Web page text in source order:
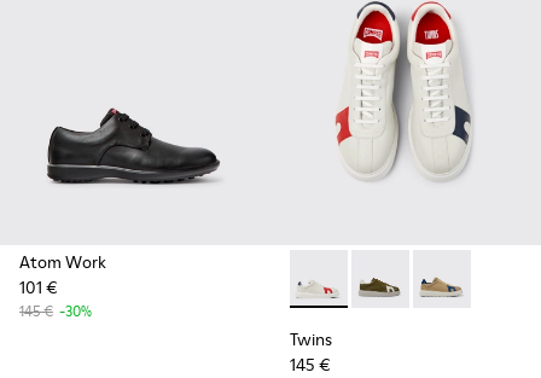
Atom Work
101 €
145 € -30%
Twins - K100743-044 -
Twins - K100743-011
Twins -
Twins
145 €